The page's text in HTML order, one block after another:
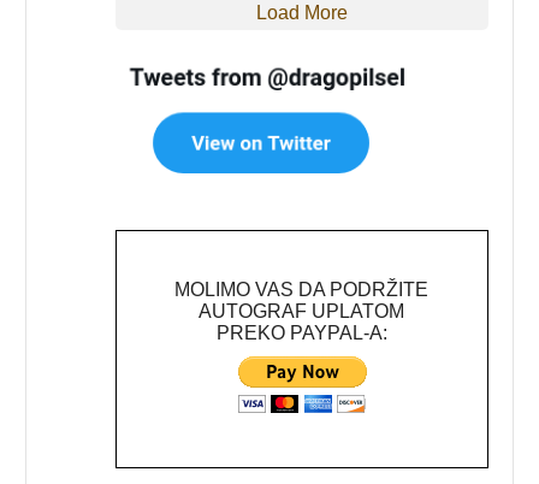
Load More
MOLIMO VAS DA PODRŽITE
AUTOGRAF UPLATOM
PREKO PAYPAL-A: